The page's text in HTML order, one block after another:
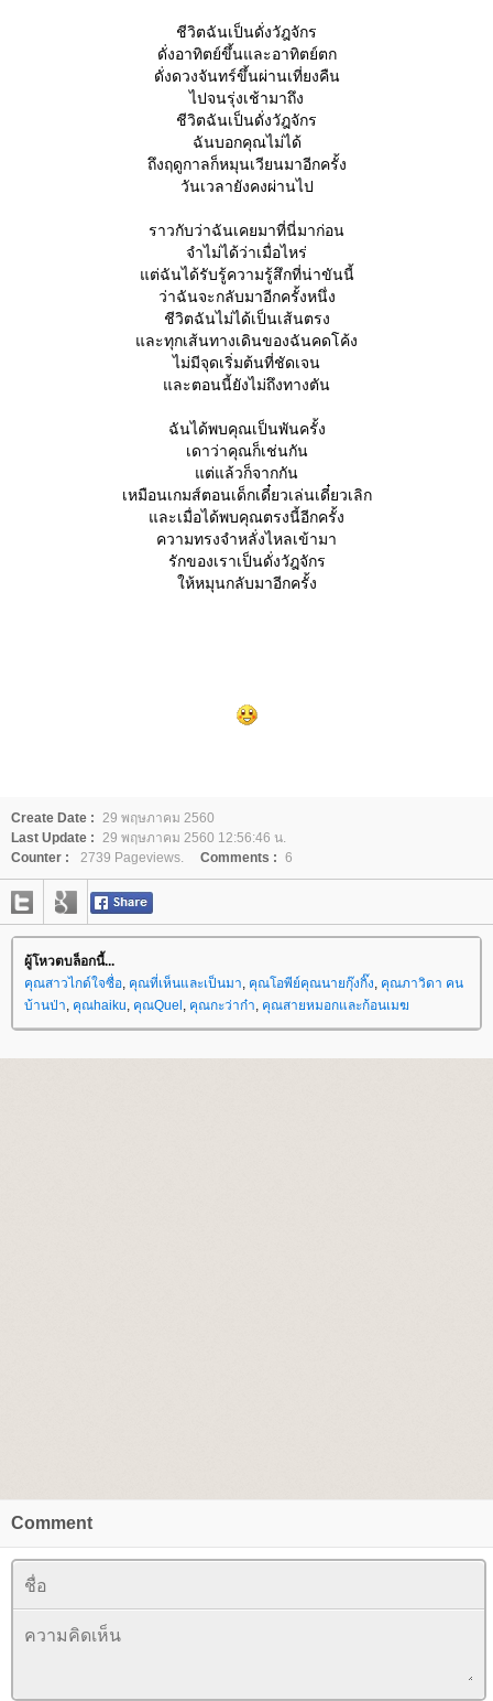
ชีวิตฉันเป็นดั่งวัฎจักร
ดั่งอาทิตย์ขึ้นและอาทิตย์ตก
ดั่งดวงจันทร์ขึ้นผ่านเที่ยงคืน
ไปจนรุ่งเช้ามาถึง
ชีวิตฉันเป็นดั่งวัฎจักร
ฉันบอกคุณไม่ได้
ถึงฤดูกาลก็หมุนเวียนมาอีกครั้ง
วันเวลายังคงผ่านไป
ราวกับว่าฉันเคยมาที่นี่มาก่อน
จำไม่ได้ว่าเมื่อไหร่
ต่ฉันได้รับรู้ความรู้สึกที่น่าขันนี้
ว่าฉันจะกลับมาอีกครั้งหนึ่ง
ชีวิตฉันไม่ได้เป็นเส้นตรง
ละทุกเส้นทางเดินของฉันคดโค้ง
ไม่มีจุดเริ่มต้นที่ชัดเจน
ละตอนนี้ยังไม่ถึงทางตัน
ฉันได้พบคุณเป็นพันครั้ง
เดาว่าคุณก็เช่นกัน
ต่แล้วก็จากกัน
เหมือนเกมส์ตอนเด็กเดี๋ยวเล่นเดี๋ยวเลิก
ละเมื่อได้พบคุณตรงนี้อีกครั้ง
ความทรงจำหลั่งไหลเข้ามา
รักของเราเป็นดั่งวัฎจักร
ห้หมุนกลับมาอีกครั้ง
Create Date : 29 พฤษภาคม 2560
Last Update : 29 พฤษภาคม 2560 12:56:46 น.
Counter :
2739 Pageviews. Comments : 6
ผู้โหวตบล็อกนี้...
คุณสาวไกด์ใจซื่อ, คุณที่เห็นและเป็นมา, คุณโอพีย์คุณนายกุ๊งกิ๊ง, คุณภาวิดา คน
บ้านป่า, คุณhaiku, คุณQuel , คุณกะว่าก๋า, คุณสายหมอกและก้อนเมฆ
Comment